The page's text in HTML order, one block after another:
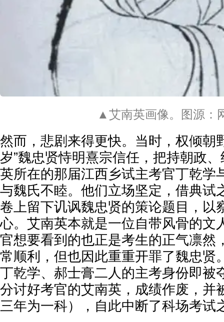
▲艾南英画像。图源：
然而，悲剧来得更快。当时，权倾朝
岁”魏忠贤恃明熹宗信任，把持朝政
英所在的那届江西乡试主考官丁乾学
与魏氏不睦。他们立场坚定，借典试
卷上留下讥讽魏忠贤的策论题目，以
心。艾南英本就是一位自带风骨的文
官想要看到的也正是考生的正气凛然
常顺利，但也因此重重开罪了魏忠贤
丁乾学、郝士膏二人的主考身份即被
分讨好考官的艾南英，成绩作废，并
三年为一科），自此中断了科场考试